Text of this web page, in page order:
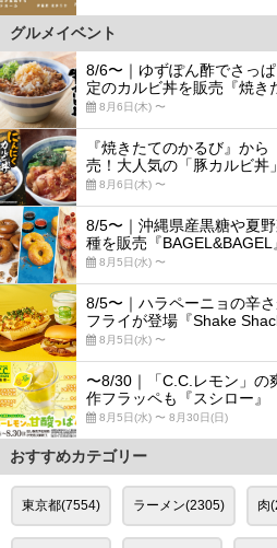
グルメイベント
8/6〜｜ゆずぽん酢でさっ
定のカルビ丼を販売『焼き
8月6日(木) 〜
『焼きたてのかるび』か
売！大人気の「豚カルビ丼
8月6日(木) 〜
8/5〜｜沖縄県産黒糖や夏
種を販売『BAGEL&BAGEL
8月5日(水) 〜
8/5〜｜ハラペーニョの辛
フライが登場『Shake
8月5日(水) 〜
〜8/30｜「C.C.レモン」の
作フラッペも『スシロー』
8月5日(水) 〜 8月30日(日)
おすすめカテゴリー
東京都(7554) ラーメン(2305) 肉